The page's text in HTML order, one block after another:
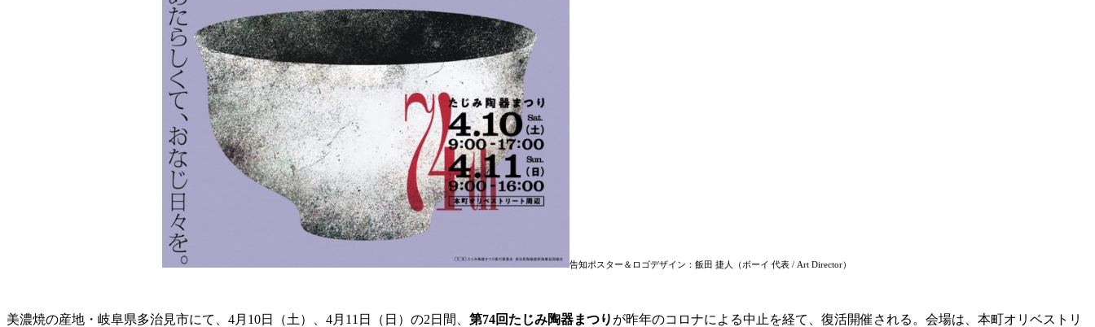
告知ポスター＆ロゴデザイン：飯田 捷人（ボーイ 代表 / Art Director）
美濃焼の産地・岐阜県多治見市にて、4月10日（土）、4月11日（日）の2日間、 第74回たじみ陶器まつり が昨年のコロナによる中止を経て、復活開催される。会場は、本町オリベストリ